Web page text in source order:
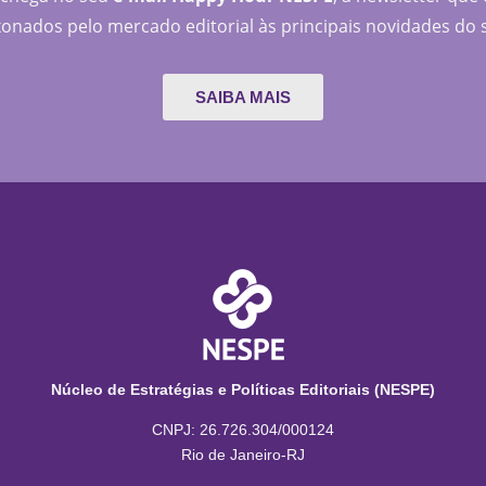
pelo mercado editorial às principais novidades do
SAIBA MAIS
Núcleo de Estratégias e Políticas Editoriais (NESPE)
CNPJ: 26.726.304/000124
Rio de Janeiro-RJ